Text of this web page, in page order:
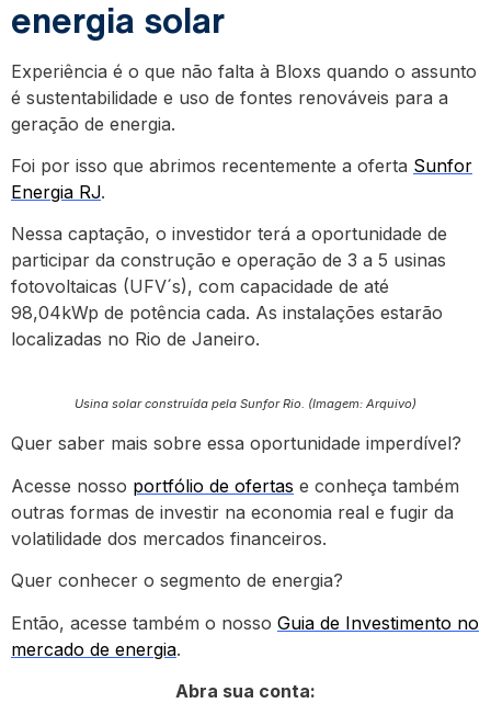
energia solar
Experiência é o que não falta à Bloxs quando o assunto
é sustentabilidade e uso de fontes renováveis para a
geração de energia.
Foi por isso que abrimos recentemente a oferta Sunfor
Energia RJ.
Nessa captação, o investidor terá a oportunidade de
participar da construção e operação de 3 a 5 usinas
fotovoltaicas (UFV´s), com capacidade de até
98,04kWp de potência cada. As instalações estarão
localizadas no Rio de Janeiro.
Usina solar construída pela Sunfor Rio. (Imagem: Arquivo)
Quer saber mais sobre essa oportunidade imperdível?
Acesse nosso portfólio de ofertas e conheça também
outras formas de investir na economia real e fugir da
volatilidade dos mercados financeiros.
Quer conhecer o segmento de energia?
Então, acesse também o nosso Guia de Investimento no
mercado de energia.
Abra sua conta: